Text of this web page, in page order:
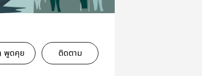
พูดคุย ติดตาม